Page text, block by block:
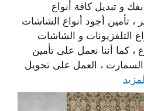
و تبديل كافة أنواع
، تأمين أجود أنواع الشاشات
التلفزيونات و الشاشات
، كما أننا نعمل على تأمين
السمارت ، العمل على تحويل